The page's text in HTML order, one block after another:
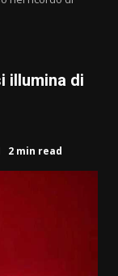
illumina di
2 min read